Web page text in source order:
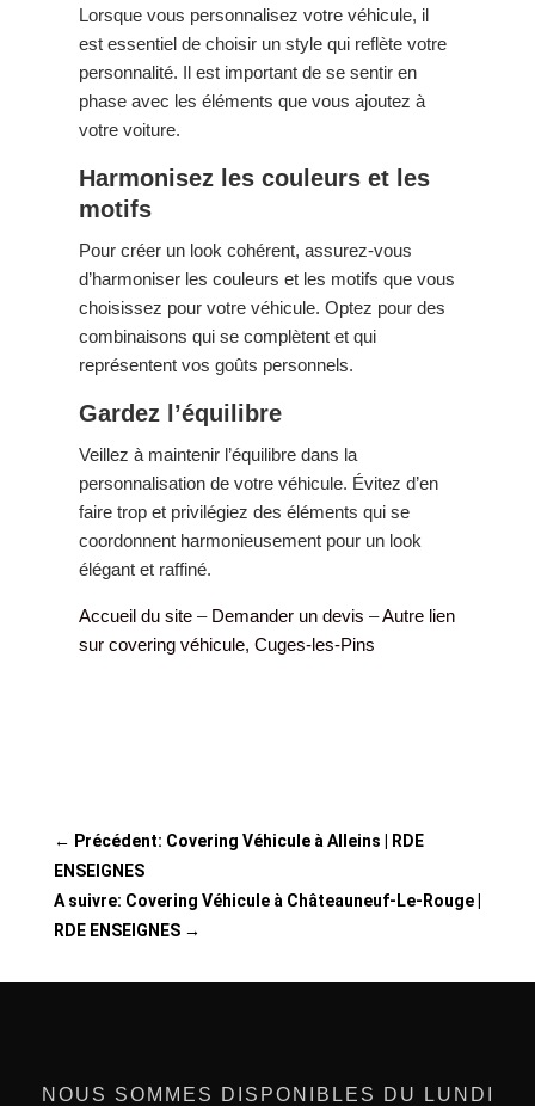
Lorsque vous personnalisez votre véhicule, il
est essentiel de choisir un style qui reflète votre
personnalité. Il est important de se sentir en
phase avec les éléments que vous ajoutez à
votre voiture.
Harmonisez les couleurs et les
motifs
Pour créer un look cohérent, assurez-vous
d’harmoniser les couleurs et les motifs que vous
choisissez pour votre véhicule. Optez pour des
combinaisons qui se complètent et qui
représentent vos goûts personnels.
Gardez l’équilibre
Veillez à maintenir l’équilibre dans la
personnalisation de votre véhicule. Évitez d’en
faire trop et privilégiez des éléments qui se
coordonnent harmonieusement pour un look
élégant et raffiné.
Accueil du site – Demander un devis –Autre lien
sur covering véhicule, Cuges‑les‑Pins
← Précédent: Covering Véhicule à Alleins | RDE
ENSEIGNES
A suivre: Covering Véhicule à Châteauneuf‑Le‑Rouge |
RDE ENSEIGNES→
NOUS SOMMES DISPONIBLES DU LUNDI